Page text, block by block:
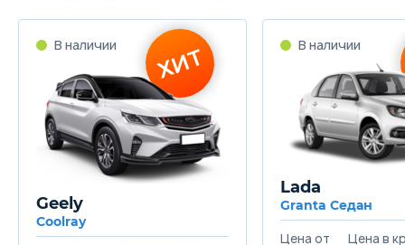
Geely
Coolray
Lada
Granta Седан